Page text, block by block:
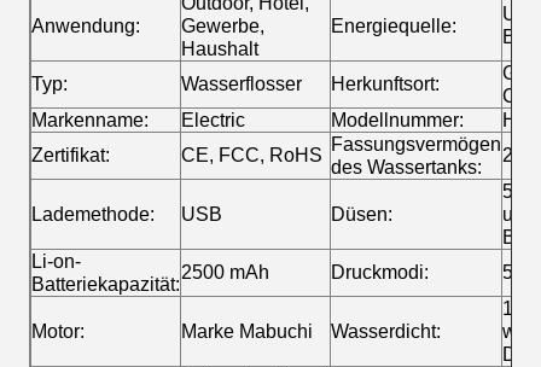
Anwendung:
Gewerbe,
Haushalt
Energiequelle:
Typ: Wasserflosser Herkunftsort:
Markenname:
Electric Modellnummer:
HF-
Zertifikat:
CE, FCC, RoHS
Fassungsvermögen
des Wassertanks:
200
Lademethode: USB Düsen:
5
Li-on-
Batteriekapazität:
2500 mAh Druckmodi: 5
Motor: Marke Mabuchi Wasserdicht:
100